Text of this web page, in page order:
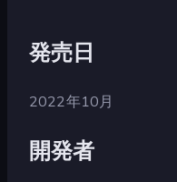
発売日
2022年10月
開発者